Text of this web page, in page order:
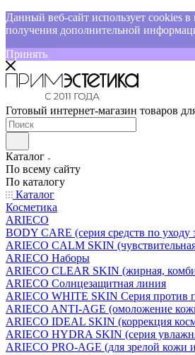
Данный веб-сайт использует cookies
получения дополнительной
Принять
Готовый интернет-магазин товаров
Каталог
По всему сайту
По каталогу
Каталог
Косметика
ARIECO
BODY CARE (серия средств по уходу
ARIECO CALM SKIN
ARIECO Наборы
ARIECO CLEAR SKIN (жирная,
ARIECO Солнцезащитная линия
ARIECO WHITE SKIN Серия против
ARIECO ANTI-AGE (омоложение
ARIECO IDEAL SKIN (коррекция
ARIECO HYDRA SKIN (серия
ARIECO PRO-AGE (для зрелой кожи